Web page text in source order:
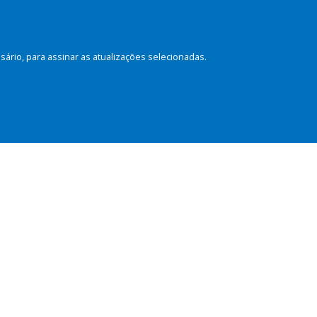
para assinar as atualizações selecionadas.